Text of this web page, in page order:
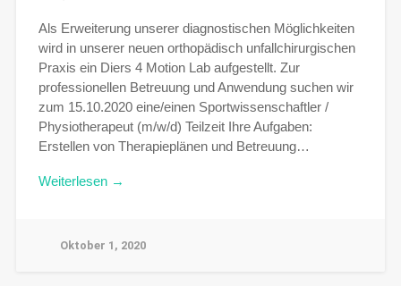
Als Erweiterung unserer diagnostischen Möglichkeiten
wird in unserer neuen orthopädisch unfallchirurgischen
Praxis ein Diers 4 Motion Lab aufgestellt. Zur
professionellen Betreuung und Anwendung suchen wir
zum 15.10.2020 eine/einen Sportwissenschaftler /
Physiotherapeut (m/w/d) Teilzeit Ihre Aufgaben:
Erstellen von Therapieplänen und Betreuung…
Weiterlesen →
Oktober 1, 2020